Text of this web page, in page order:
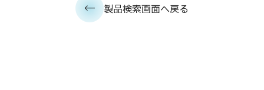
製品検索画面へ戻る